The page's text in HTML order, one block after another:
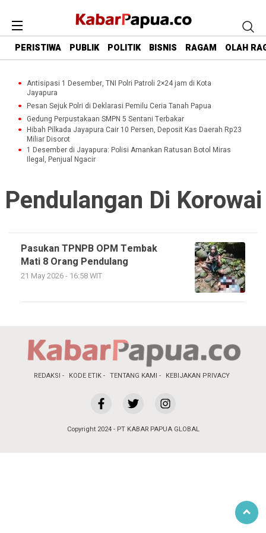
PERISTIWA PUBLIK POLITIK BISNIS RAGAM OLAH
Antisipasi 1 Desember, TNI Polri Patroli 2×24 jam di Kota
Jayapura
Pesan Sejuk Polri di Deklarasi Pemilu Ceria Tanah Papua
Gedung Perpustakaan SMPN 5 Sentani Terbakar
Hibah Pilkada Jayapura Cair 10 Persen, Deposit Kas Daerah Rp23
Miliar Disorot
1 Desember di Jayapura: Polisi Amankan Ratusan Botol Miras
Ilegal, Penjual Ngacir
Pendulangan Di Korowai
Pasukan TPNPB OPM Tembak
Mati 8 Orang Pendulang
21 May 2026 - 16:58 WIT
REDAKSI KODE ETIK TENTANG KAMI KEBIJAKAN PRIVACY
Copyright 2024 - PT KABAR PAPUA GLOBAL